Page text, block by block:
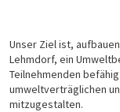
Unser Ziel ist,
Lehmdorf, ein
Teilnehmenden
umweltverträglichen
mitzugestalten.